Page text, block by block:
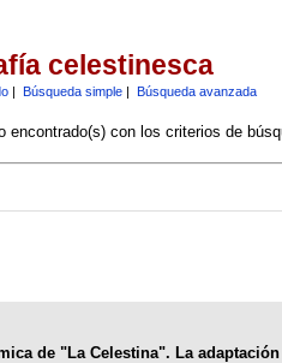
celestinesca
| Búsqueda simple| Búsqueda avanzada
encontrado(s) con los criterios de
de "La Celestina". La